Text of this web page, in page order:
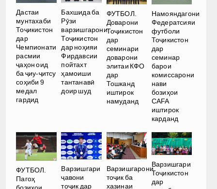
Дастаи
мунтахаби
Тоҷикистон
дар
Чемпионати
расмии
ҷаҳон оид
ба ҷиу-ҷитсу
соҳиби 9
медал
гардид
Бахшида ба
Рӯзи
варзишгарони
Тоҷикистон
дар ноҳияи
Фирдавсии
пойтахт
ҳамоиши
тантанавӣ
доир шуд
ФУТБОЛ.
Доварони
Тоҷикистон
дар
семинари
доварони
элитаи КФО
дар
Тошканд
иштирок
намуданд
Намояндагони
Федератсияи
футболи
Тоҷикистон
дар
семинар
барои
комиссарони
нави
бозиҳои
CAFA
иштирок
карданд
ФУТБОЛ.
Пагоҳ
Варзишгари
ҷавони
тоҷик дар
Варзишгарони
тоҷик ба
хазинаи
Варзишгари
Тоҷикистон
дар